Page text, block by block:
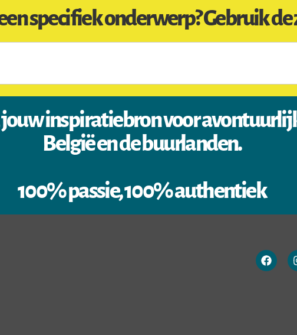
specifiek onderwerp? Gebruik
inspiratiebron voor
België en de buurlanden.
100% passie, 100% authentiek